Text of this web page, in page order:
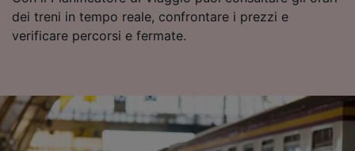
dei treni in tempo reale, confrontare i prezzi e
verificare percorsi e fermate.